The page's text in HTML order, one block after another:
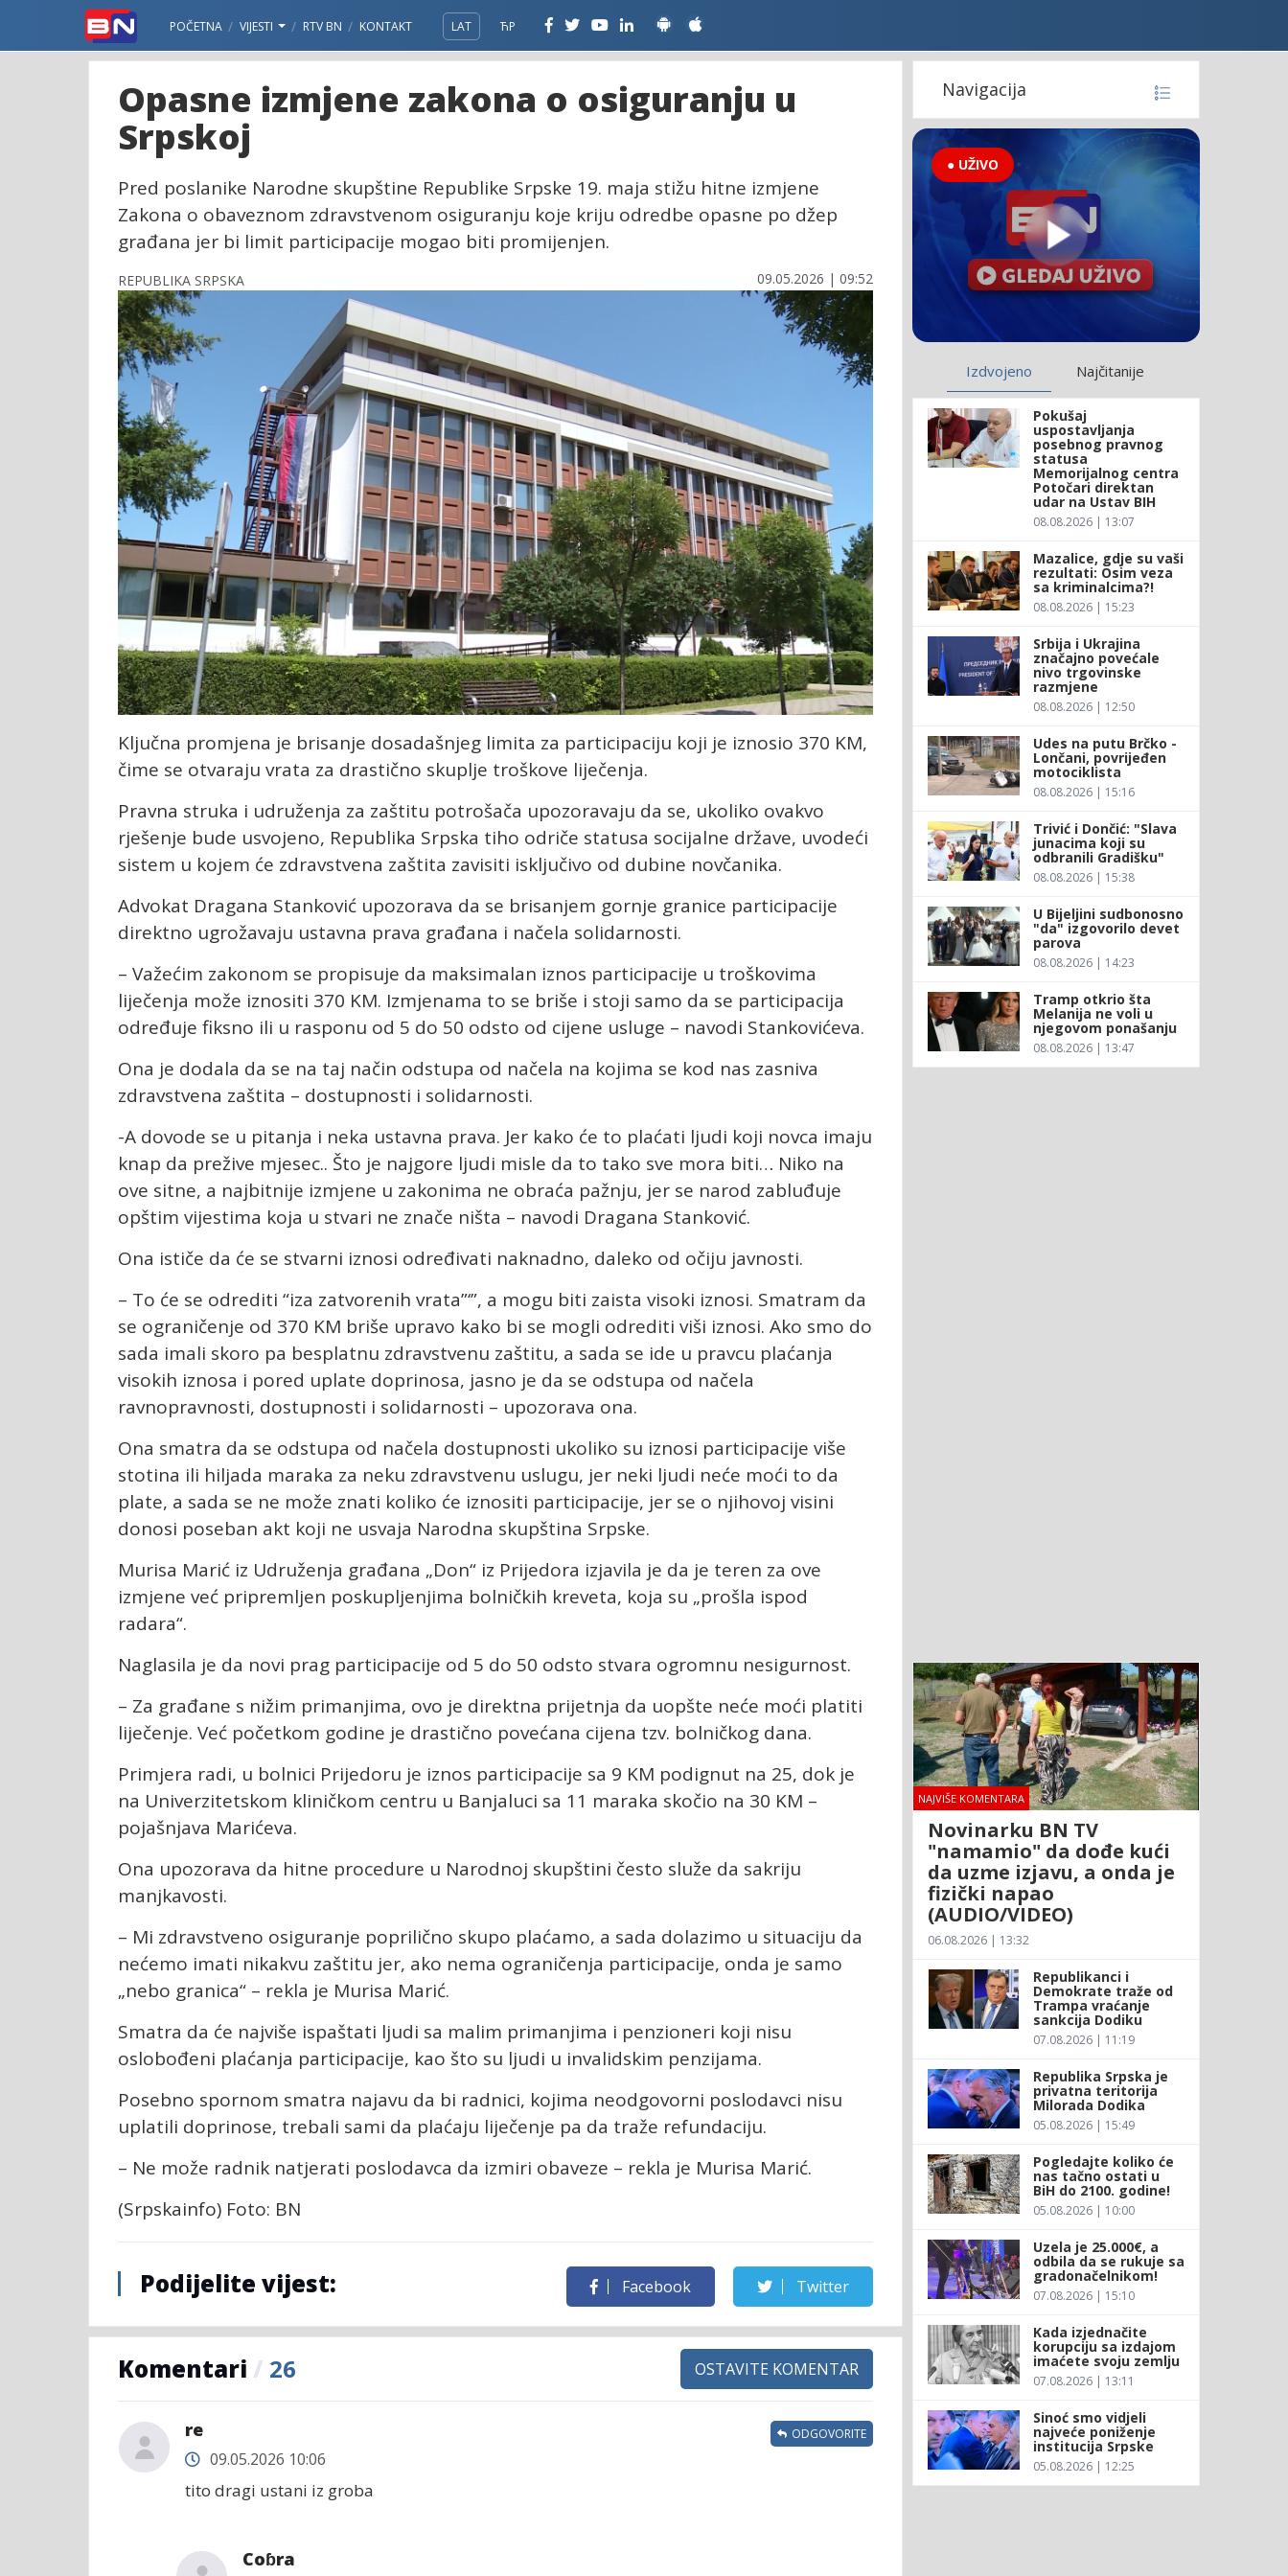
POČETNA VIJESTI RTV BN KONTAKT LAT ЋР
Opasne izmjene zakona o osiguranju u
Srpskoj
Pred poslanike Narodne skupštine Republike Srpske 19. maja stižu hitne izmjene
Zakona o obaveznom zdravstvenom osiguranju koje kriju odredbe opasne po džep
građana jer bi limit participacije mogao biti promijenjen.
REPUBLIKA SRPSKA 09.05.2026 | 09:52
Ključna promjena je brisanje dosadašnjeg limita za participaciju koji je iznosio 370 KM,
čime se otvaraju vrata za drastično skuplje troškove liječenja.
Pravna struka i udruženja za zaštitu potrošača upozoravaju da se, ukoliko ovakvo
rješenje bude usvojeno, Republika Srpska tiho odriče statusa socijalne države, uvodeći
sistem u kojem će zdravstvena zaštita zavisiti isključivo od dubine novčanika.
Advokat Dragana Stanković upozorava da se brisanjem gornje granice participacije
direktno ugrožavaju ustavna prava građana i načela solidarnosti.
– Važećim zakonom se propisuje da maksimalan iznos participacije u troškovima
liječenja može iznositi 370 KM. Izmjenama to se briše i stoji samo da se participacija
određuje fiksno ili u rasponu od 5 do 50 odsto od cijene usluge – navodi Stankovićeva.
Ona je dodala da se na taj način odstupa od načela na kojima se kod nas zasniva
zdravstvena zaštita – dostupnosti i solidarnosti.
-A dovode se u pitanja i neka ustavna prava. Jer kako će to plaćati ljudi koji novca imaju
knap da prežive mjesec.. Što je najgore ljudi misle da to tako sve mora biti… Niko na
ove sitne, a najbitnije izmjene u zakonima ne obraća pažnju, jer se narod zabluđuje
opštim vijestima koja u stvari ne znače ništa – navodi Dragana Stanković.
Ona ističe da će se stvarni iznosi određivati naknadno, daleko od očiju javnosti.
– To će se odrediti “iza zatvorenih vrata”‘”, a mogu biti zaista visoki iznosi. Smatram da
se ograničenje od 370 KM briše upravo kako bi se mogli odrediti viši iznosi. Ako smo do
sada imali skoro pa besplatnu zdravstvenu zaštitu, a sada se ide u pravcu plaćanja
visokih iznosa i pored uplate doprinosa, jasno je da se odstupa od načela
ravnopravnosti, dostupnosti i solidarnosti – upozorava ona.
Ona smatra da se odstupa od načela dostupnosti ukoliko su iznosi participacije više
stotina ili hiljada maraka za neku zdravstvenu uslugu, jer neki ljudi neće moći to da
plate, a sada se ne može znati koliko će iznositi participacije, jer se o njihovoj visini
donosi poseban akt koji ne usvaja Narodna skupština Srpske.
Murisa Marić iz Udruženja građana „Don“ iz Prijedora izjavila je da je teren za ove
izmjene već pripremljen poskupljenjima bolničkih kreveta, koja su „prošla ispod
radara“.
Naglasila je da novi prag participacije od 5 do 50 odsto stvara ogromnu nesigurnost.
– Za građane s nižim primanjima, ovo je direktna prijetnja da uopšte neće moći platiti
liječenje. Već početkom godine je drastično povećana cijena tzv. bolničkog dana.
Primjera radi, u bolnici Prijedoru je iznos participacije sa 9 KM podignut na 25, dok je
na Univerzitetskom kliničkom centru u Banjaluci sa 11 maraka skočio na 30 KM –
pojašnjava Marićeva.
Ona upozorava da hitne procedure u Narodnoj skupštini često služe da sakriju
manjkavosti.
– Mi zdravstveno osiguranje poprilično skupo plaćamo, a sada dolazimo u situaciju da
nećemo imati nikakvu zaštitu jer, ako nema ograničenja participacije, onda je samo
„nebo granica“ – rekla je Murisa Marić.
Smatra da će najviše ispaštati ljudi sa malim primanjima i penzioneri koji nisu
oslobođeni plaćanja participacije, kao što su ljudi u invalidskim penzijama.
Posebno spornom smatra najavu da bi radnici, kojima neodgovorni poslodavci nisu
uplatili doprinose, trebali sami da plaćaju liječenje pa da traže refundaciju.
– Ne može radnik natjerati poslodavca da izmiri obaveze – rekla je Murisa Marić.
(Srpskainfo) Foto: BN
Podijelite vijest: Facebook Twitter
Komentari / 26 OSTAVITE KOMENTAR
re
09.05.2026 10:06
tito dragi ustani iz groba
ODGOVORITE
Coɓra
Navigacija
● UŽIVO
Izdvojeno Najčitanije
Pokušaj
uspostavljanja
posebnog pravnog
statusa
Memorijalnog centra
Potočari direktan
udar na Ustav BIH
08.08.2026 | 13:07
Mazalice, gdje su vaši
rezultati: Osim veza
sa kriminalcima?!
08.08.2026 | 15:23
Srbija i Ukrajina
značajno povećale
nivo trgovinske
razmjene
08.08.2026 | 12:50
Udes na putu Brčko -
Lončani, povrijeđen
motociklista
08.08.2026 | 15:16
Trivić i Dončić: "Slava
junacima koji su
odbranili Gradišku"
08.08.2026 | 15:38
U Bijeljini sudbonosno
"da" izgovorilo devet
parova
08.08.2026 | 14:23
Tramp otkrio šta
Melanija ne voli u
njegovom ponašanju
08.08.2026 | 13:47
NAJVIŠE KOMENTARA
Novinarku BN TV
"namamio" da dođe kući
da uzme izjavu, a onda je
fizički napao
(AUDIO/VIDEO)
06.08.2026 | 13:32
Republikanci i
Demokrate traže od
Trampa vraćanje
sankcija Dodiku
07.08.2026 | 11:19
Republika Srpska je
privatna teritorija
Milorada Dodika
05.08.2026 | 15:49
Pogledajte koliko će
nas tačno ostati u
BiH do 2100. godine!
05.08.2026 | 10:00
Uzela je 25.000€, a
odbila da se rukuje sa
gradonačelnikom!
07.08.2026 | 15:10
Kada izjednačite
korupciju sa izdajom
imaćete svoju zemlju
07.08.2026 | 13:11
Sinoć smo vidjeli
najveće poniženje
institucija Srpske
05.08.2026 | 12:25